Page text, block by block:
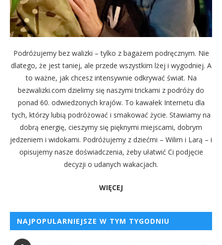
Podróżujemy bez walizki – tylko z bagażem podręcznym. Nie
dlatego, że jest taniej, ale przede wszystkim lżej i wygodniej. A
to ważne, jak chcesz intensywnie odkrywać świat. Na
bezwalizki.com dzielimy się naszymi trickami z podróży do
ponad 60. odwiedzonych krajów. To kawałek Internetu dla
tych, którzy lubią podróżować i smakować życie. Stawiamy na
dobrą energię, cieszymy się pięknymi miejscami, dobrym
jedzeniem i widokami. Podróżujemy z dziećmi – Wilim i Larą – i
opisujemy nasze doświadczenia, żeby ułatwić Ci podjęcie
decyzji o udanych wakacjach.
WIĘCEJ
NAJPOPULARNIEJSZE W TYM TYGODNIU